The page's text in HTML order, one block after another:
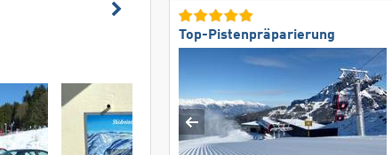
Top-Pistenpräparierung